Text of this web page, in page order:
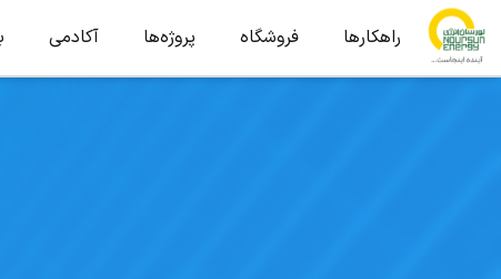
راهکارها فروشگاه پروژه‌ها آکادمی